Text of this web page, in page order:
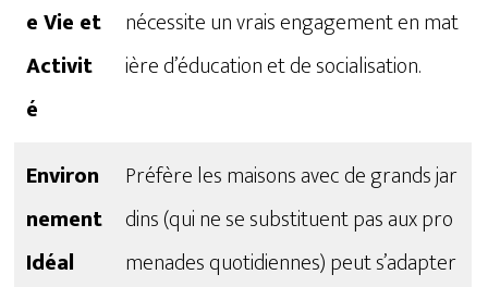
e Vie et
Activit
é
nécessite un vrais engagement en mat
ière d’éducation et de socialisation.
Environ
nement
Idéal
Préfère les maisons avec de grands jar
dins (qui ne se substituent pas aux pro
menades quotidiennes) peut s’adapter